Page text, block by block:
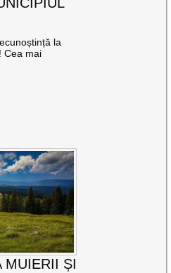
la
Cea mai
MUIERII ȘI